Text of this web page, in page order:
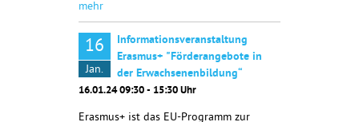
mehr
16
Jan.
Informationsveranstaltung
Erasmus+ "Förderangebote in
der Erwachsenenbildung“
16.01.24 09:30 - 15:30 Uhr
Erasmus+ ist das EU-Programm zur